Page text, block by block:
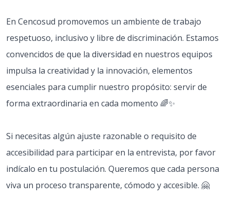
En Cencosud promovemos un ambiente de trabajo
respetuoso, inclusivo y libre de discriminación. Estamos
convencidos de que la diversidad en nuestros equipos
impulsa la creatividad y la innovación, elementos
esenciales para cumplir nuestro propósito: servir de
forma extraordinaria en cada momento 🌈✨
Si necesitas algún ajuste razonable o requisito de
accesibilidad para participar en la entrevista, por favor
indícalo en tu postulación. Queremos que cada persona
viva un proceso transparente, cómodo y accesible. 🤗